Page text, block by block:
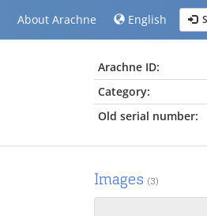
About Arachne English
Arachne ID:
Category:
Old serial number:
Images (3)